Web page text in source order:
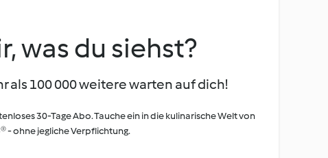
was du siehst?
als 100 000 weitere warten auf dich!
30-Tage Abo. Tauche ein in die kulinarische Welt von
- ohne jegliche Verpflichtung.